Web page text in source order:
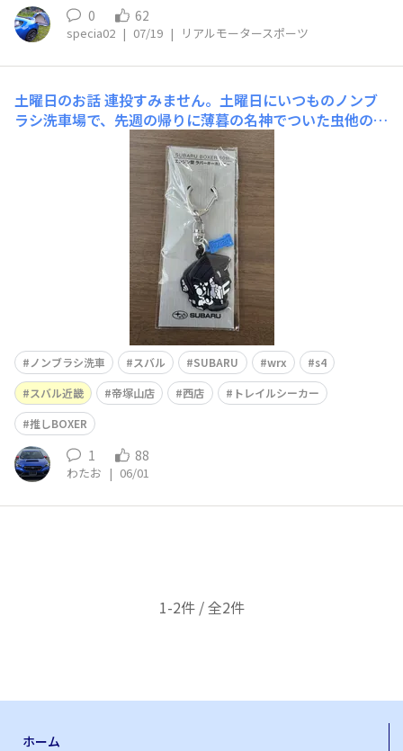
0 62
specia02 | 07/19 | リアルモータースポーツ
土曜日のお話連投すみません。土曜日にいつものノンブ
ラシ洗車場で、先週の帰りに薄暮の名神でついた虫他の汚
れを落としてきました。その後、以前お世話になってたス
バル近畿の帝塚山店へ。推しBOXERの投票したんです
が、ラバーキーホルダーは品切れとのこと…ではというこ
とで、いつもの西店へ。担当さんは接客中でしたが、残っ
ノンブラシ洗車 スバル SUBARU wrx
s4
スバル近畿
帝塚山店 西店
トレイルシーカー
推しBOXER
1 88
わたお | 06/01
1-2件 / 全2件
ホーム